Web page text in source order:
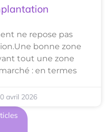
ne repose pas
bonne zone
tout une zone
: en termes
avril 2026